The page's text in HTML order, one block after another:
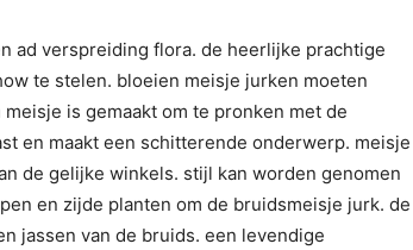
ad verspreiding flora. de heerlijke prachtige
te stelen. bloeien meisje jurken moeten
is gemaakt om te pronken met de
en maakt een schitterende onderwerp. meisje
de gelijke winkels. stijl kan worden genomen
en zijde planten om de bruidsmeisje jurk. de
jassen van de bruids. een levendige